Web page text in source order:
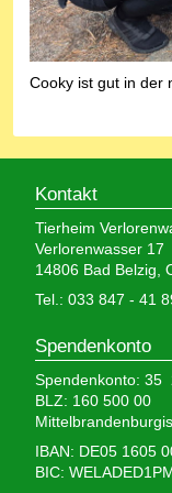
Cooky ist gut in der
Kontakt
Tierheim
Verlorenwasser 17
14806 Bad Belzig,
Tel.: 033 847 - 41
Spendenkonto
Spendenkonto: 35
BLZ: 160 500 00
IBAN: DE05 1605
BIC: